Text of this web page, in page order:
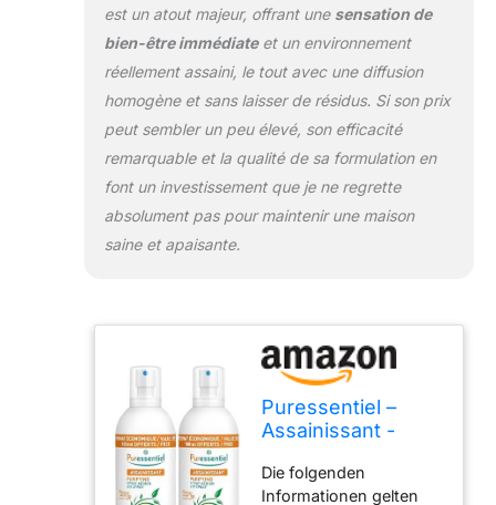
d'origine végétale et
contrôlée par Ecocert
MODE D'EMPLOI : 2
pulvérisations 1 à 2 fois
par jour, orientées vers
le haut, pour une pièce
Laisser agir 30 minutes
puis aérer En présence
USAGE : S'utilise aussi
bien sur les surfaces et
textiles de votre maison
(chambre, canapé, salle
pièces humides) qu'à
votre lieu de travail ou
est un atout majeur, offrant une sensation de
bien-être immédiateet un environnement
réellement assaini, le tout avec une diffusion
homogène et sans laisser de résidus. Si son prix
peut sembler un peu élevé, son efficacité
remarquable et la qualité de sa formulation en
font un investissement que je ne regrette
absolument pas pour maintenir une maison
saine et apaisante.
Puressentiel –
Assainissant -
41 Huiles
Essentielles -
Die folgenden
Informationen gelten